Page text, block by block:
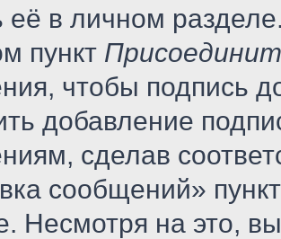
её в личном
пункт
чтобы подпись
добавление
сделав
сообщений»
Несмотря на это,